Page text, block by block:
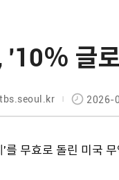
'10％ 글
2026-
무효로 돌린 미국